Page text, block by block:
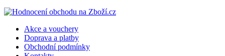
Akce a vouchery
Doprava a platby
Obchodní podmínky